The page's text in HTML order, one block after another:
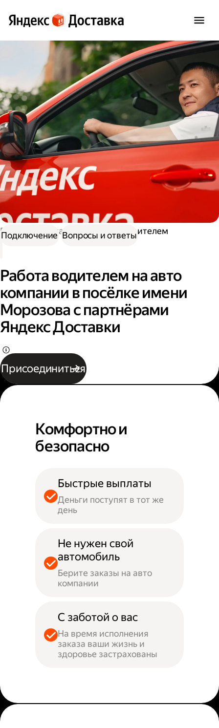
Работа в Доставке Работа водителем
Работа водителем на авто
компании в посёлке имени
Морозова с партнёрами
Яндекс Доставки
Присоединиться
Подключение Вопросы и ответы
Комфортно и
безопасно
Быстрые выплаты
Деньги поступят в тот же
день
Не нужен свой
автомобиль
Берите заказы на авто
компании
С заботой о вас
На время исполнения
заказа ваши жизнь и
здоровье застрахованы